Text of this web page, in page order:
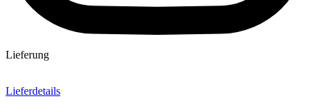
Lieferung
Lieferdetails